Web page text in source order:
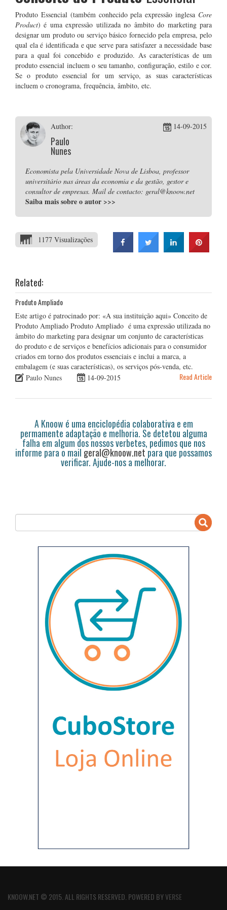
Produto Essencial (também conhecido pela expressão inglesa Core
Product) é uma expressão utilizada no âmbito do marketing para
designar um produto ou serviço básico fornecido pela empresa, pelo
qual ela é identificada e que serve para satisfazer a necessidade base
para a qual foi concebido e produzido. As características de um
produto essencial incluem o seu tamanho, configuração, estilo e cor.
Se o produto essencial for um serviço, as suas características
incluem o cronograma, frequência, âmbito, etc.
Author:
Paulo
Nunes
14-09-2015
Economista pela Universidade Nova de Lisboa, professor
universitário nas áreas da economia e da gestão, gestor e
consultor de empresas. Mail de contacto: geral@knoow.net
Saiba mais sobre o autor >>>
1177 Visualizações
Related:
Produto Ampliado
Este artigo é patrocinado por: «A sua instituição aqui» Conceito de
Produto Ampliado Produto Ampliado é uma expressão utilizada no
âmbito do marketing para designar um conjunto de características
do produto e de serviços e benefícios adicionais para o consumidor
criados em torno dos produtos essenciais e inclui a marca, a
embalagem (e suas características), os serviços pós-venda, etc.
Paulo Nunes
14-09-2015 Read Article
A Knoow é uma enciclopédia colaborativa e em
permamente adaptação e melhoria. Se detetou alguma
falha em algum dos nossos verbetes, pedimos que nos
informe para o mail geral@knoow.netpara que possamos
verificar. Ajude-nos a melhorar.
KNOOW.NET © 2015. ALL RIGHTS RESERVED. POWERED BYVERSE